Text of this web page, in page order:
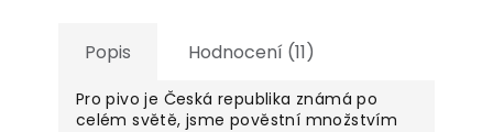
Popis Hodnocení (11)
Pro pivo je Česká republika známá po
celém světě, jsme pověstní množstvím